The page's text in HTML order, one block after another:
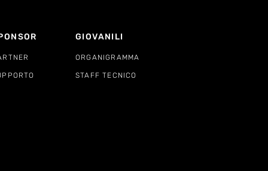
GIOVANILI
ORGANIGRAMMA
STAFF TECNICO